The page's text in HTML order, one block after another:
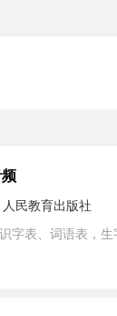
人民教育出版社
表、词语表，